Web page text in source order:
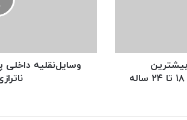
درگذشتگان تصادفات جوانان ۱۸ تا ۲۴ ساله
وسایل‌نقلیه